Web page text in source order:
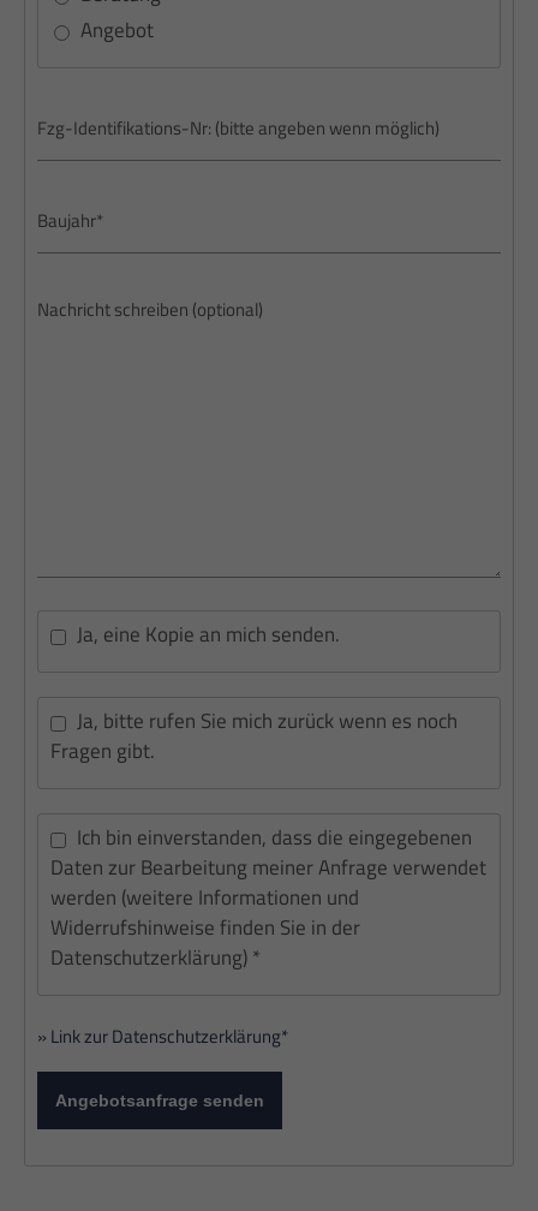
Angebot
Ja, eine Kopie an mich senden.
Ja, bitte rufen Sie mich zurück wenn es noch
Fragen gibt.
Ich bin einverstanden, dass die eingegebenen
Daten zur Bearbeitung meiner Anfrage verwendet
werden (weitere Informationen und
Widerrufshinweise finden Sie in der
Datenschutzerklärung) *
» Link zur Datenschutzerklärung*
Angebotsanfrage senden